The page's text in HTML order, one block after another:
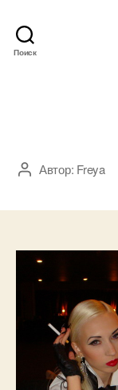
Поиск
АвторАвтор: Freya